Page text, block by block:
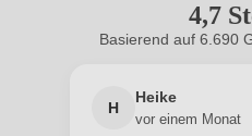
Neuer Kunde?
Ihre E-Mail-Adresse
4,7
Basierend auf 6.690
H
Heike
vor einem Monat